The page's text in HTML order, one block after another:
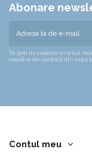
Abonare
Te poti dezabona in orice
noastre de contact din nota
Contul meu